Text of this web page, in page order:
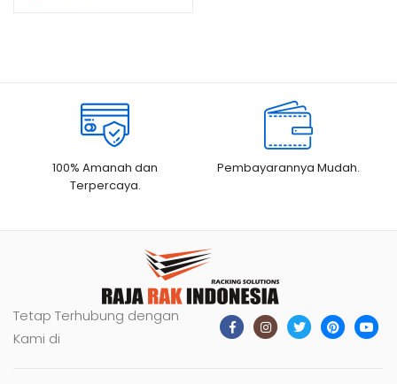
100% Amanah dan
Terpercaya.
Pembayarannya Mudah.
Tetap Terhubung dengan
Kami di